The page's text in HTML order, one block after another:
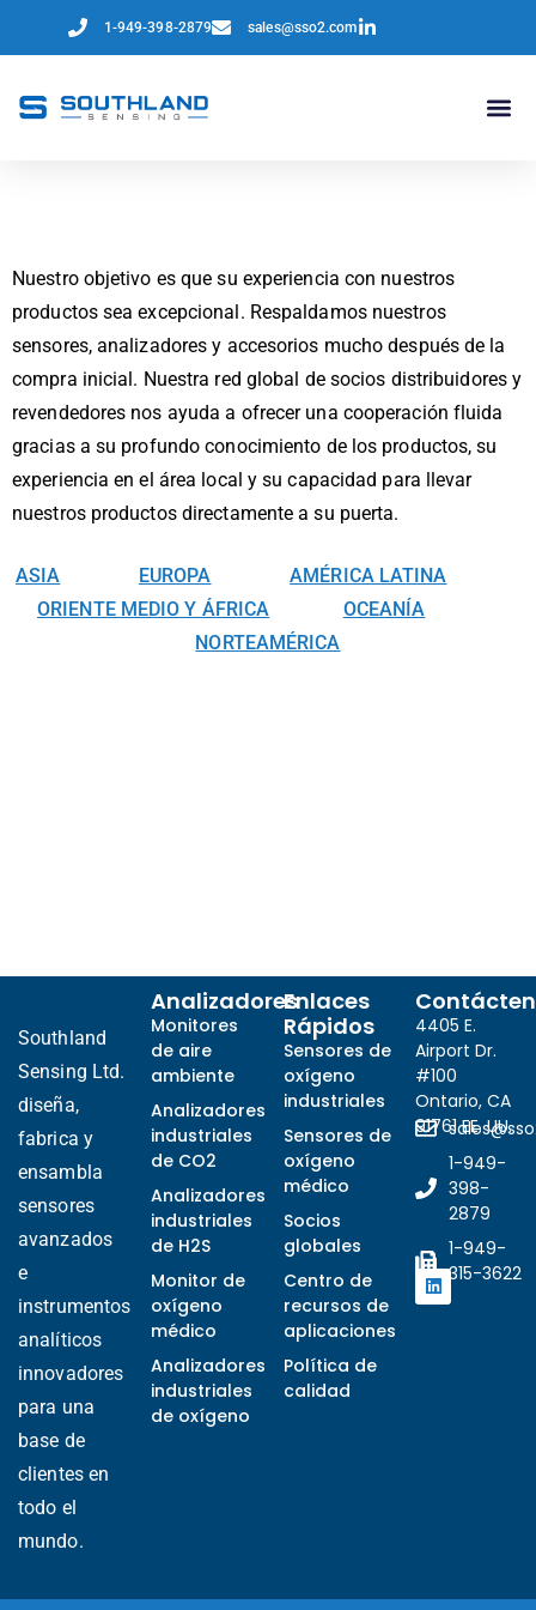
1-949-398-2879 sales@sso2.com
Nuestro objetivo es que su experiencia con nuestros
productos sea excepcional. Respaldamos nuestros
sensores, analizadores y accesorios mucho después de la
compra inicial. Nuestra red global de socios distribuidores y
revendedores nos ayuda a ofrecer una cooperación fluida
gracias a su profundo conocimiento de los productos, su
experiencia en el área local y su capacidad para llevar
nuestros productos directamente a su puerta.
ASIA EUROPA
AMÉRICA LATINA
ORIENTE MEDIO Y ÁFRICA
OCEANÍA
NORTEAMÉRICA
Southland
Sensing Ltd.
diseña,
fabrica y
ensambla
sensores
avanzados
e
instrumentos
analíticos
innovadores
para una
base de
clientes en
todo el
mundo.
Analizadores
Monitores
de aire
ambiente
Analizadores
industriales
de CO2
Analizadores
industriales
de H2S
Monitor de
oxígeno
médico
Analizadores
industriales
de oxígeno
Enlaces
Rápidos
Sensores de
oxígeno
industriales
Sensores de
oxígeno
médico
Socios
globales
Centro de
recursos de
aplicaciones
Política de
calidad
4405 E.
Airport Dr.
#100
Ontario, CA
91761 EE. UU.
1-949-
398-
2879
1-949-
315-3622